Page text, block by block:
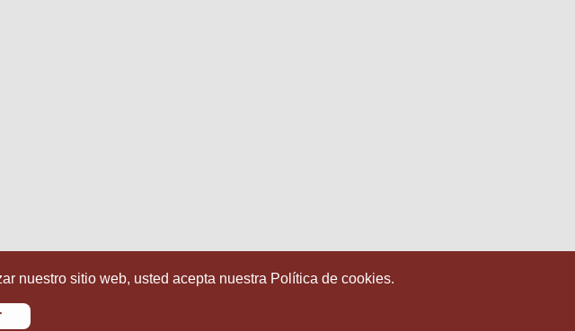
nuestro sitio web, usted acepta nuestra Política de cookies.